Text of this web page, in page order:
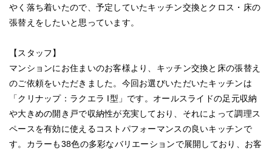
やく落ち着いたので、予定していたキッチン交換とクロス・床の
張替えをしたいと思っています。
【スタッフ】
マンションにお住まいのお客様より、キッチン交換と床の張替え
のご依頼をいただきました。今回お選びいただいたキッチンは
「クリナップ：ラクエラ I型」です。オールスライドの足元収納
や大きめの開き戸で収納性が充実しており、それによって調理ス
ペースを有効に使えるコストパフォーマンスの良いキッチンで
す。カラーも38色の多彩なバリエーションで展開しており、お客